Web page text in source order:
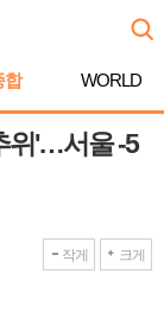
합 WORLD
위'…서울 -5
작게 크게